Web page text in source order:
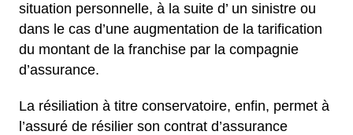
situation personnelle, à la suite d’ un sinistre ou
dans le cas d’une augmentation de la tarification
du montant de la franchise par la compagnie
d’assurance.
La résiliation à titre conservatoire, enfin, permet à
l’assuré de résilier son contrat d’assurance